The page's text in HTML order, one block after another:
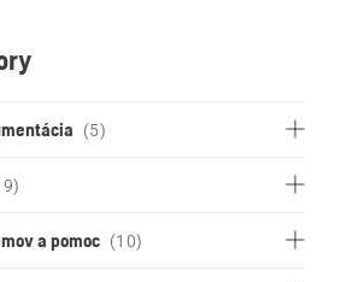
(5)
)
a pomoc (10)